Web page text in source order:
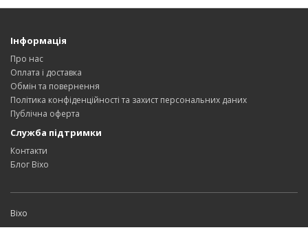
Інформація
Про нас
Оплата і доставка
Обмін та повернення
Політика конфіденційності та захист персональних даних
Публічна оферта
Служба підтримки
Контакти
Блог Bixo
Bixo